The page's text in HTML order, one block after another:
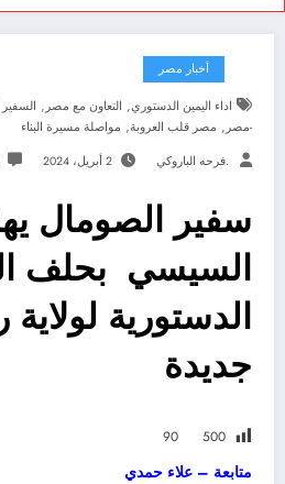
أخبار مصر
اداء اليمين الدستوري, التعاون مع مصر ,
-مصر , مصر قلب العروبة, مواصلة مسيرة البناء
.فرحه الباروكي 2 أبريل، 2024
سفير الصومال
السيسي بحلف
الدستورية لولاية
جديدة
500
90
متابعة – علاء حمدي